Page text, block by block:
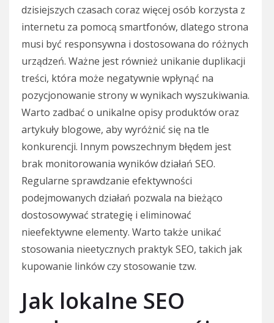
dzisiejszych czasach coraz więcej osób korzysta z
internetu za pomocą smartfonów, dlatego strona
musi być responsywna i dostosowana do różnych
urządzeń. Ważne jest również unikanie duplikacji
treści, która może negatywnie wpłynąć na
pozycjonowanie strony w wynikach wyszukiwania.
Warto zadbać o unikalne opisy produktów oraz
artykuły blogowe, aby wyróżnić się na tle
konkurencji. Innym powszechnym błędem jest
brak monitorowania wyników działań SEO.
Regularne sprawdzanie efektywności
podejmowanych działań pozwala na bieżąco
dostosowywać strategię i eliminować
nieefektywne elementy. Warto także unikać
stosowania nieetycznych praktyk SEO, takich jak
kupowanie linków czy stosowanie tzw.
Jak lokalne SEO